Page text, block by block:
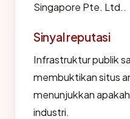
Singapore Pte. Ltd..
Sinyal reputasi
Infrastruktur publik
membuktikan situs
menunjukkan
industri.